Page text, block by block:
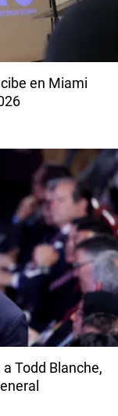
en Miami
Todd Blanche,